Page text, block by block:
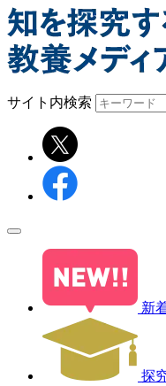
サイト内検索
新
探